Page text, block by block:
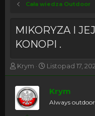
Cała wiedza Outdoor
MIKORYZA I
KONOPI .
T
h
e
a
d
Krym
R
o
p
o
Listopad 17,
Krym
Always